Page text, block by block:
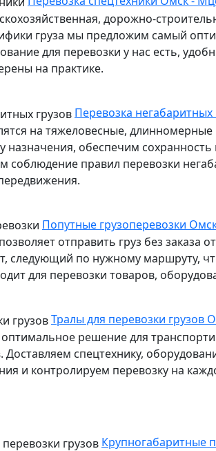
дорожно-
груза мы предложим самый
для перевозки у нас есть,
на практике.
Перевозка
на тяжеловесные,
назначения, обеспечим
соблюдение правил перевозки
Попутные грузоперевозки
отправить груз без заказа
следующий по нужному маршруту,
для перевозки товаров,
Тралы для перевозки грузов
решение для
Доставляем спецтехнику,
и контролируем перевозку на
Крупногабаритные